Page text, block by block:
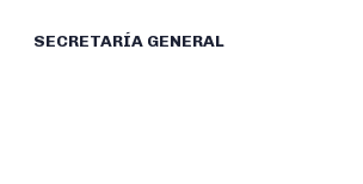
SECRETARÍA GENERAL